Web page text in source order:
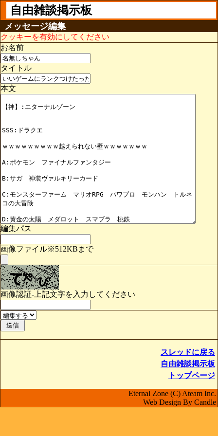
自由雑談掲示板
メッセージ編集
クッキーを有効にしてください
お名前
タイトル
本文
編集パス
画像ファイル※512KBまで
画像認証-上記文字を入力してください
スレッドに戻る
自由雑談掲示板
トップページ
Eternal Zone (C) Ateam Inc.
Web Design By Candle